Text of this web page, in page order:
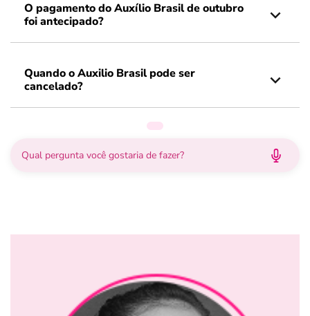
O pagamento do Auxílio Brasil de outubro
foi antecipado?
Quando o Auxilio Brasil pode ser
cancelado?